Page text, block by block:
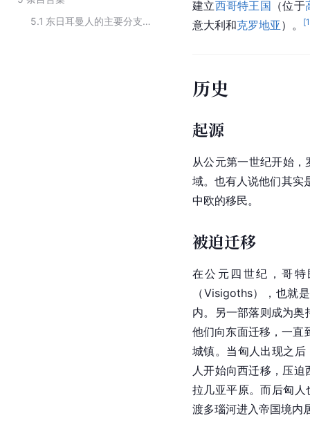
5.1
东日耳曼人的主要分支人种
建立西哥特王国 （位于
意大利和克罗地亚 ）。 [1
历史
起源
从公元第一世纪开始
域。也有人说他们其实
中欧的移民。
被迫迁移
在公元四世纪，哥特
（Visigoths），也就是
内。另一部落则成为
他们向东面迁移，一直
城镇。当匈人 出现之后
人开始向西迁移，压迫
拉几亚平原。而后匈人
渡多瑙河进入帝国境内